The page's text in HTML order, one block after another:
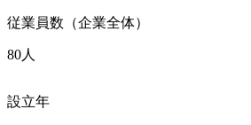
従業員数（企業全体）
80人
設立年